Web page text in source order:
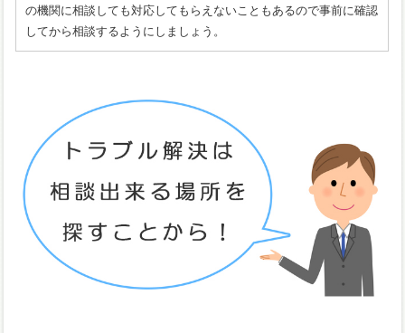
の機関に相談しても対応してもらえないこともあるので事前に確認
してから相談するようにしましょう。